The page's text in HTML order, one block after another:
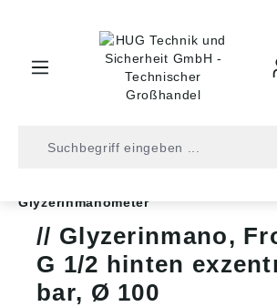
Glyzerinmanometer
Glyzerinmano,
G 1/2 hinten
bar, Ø 100